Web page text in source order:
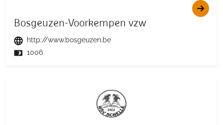
Bosgeuzen-Voorkempen vzw
http://www.bosgeuzen.be
1006